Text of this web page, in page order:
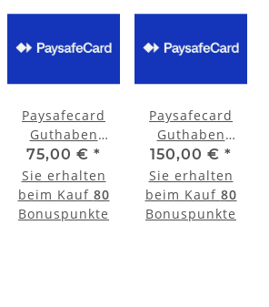
Paysafecard
Guthaben
Aufladung 75
Euro (Bundle)
75,00 € *
Sie erhalten
beim Kauf 80
Bonuspunkte
Paysafecard
Guthaben
Aufladung 150
Euro (Bundle)
150,00 € *
Sie erhalten
beim Kauf 80
Bonuspunkte